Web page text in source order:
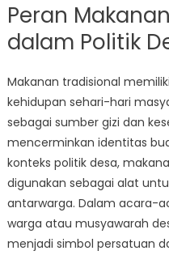
Peran
dalam Politik
Makanan tradisional
kehidupan sehari-hari
sebagai sumber gizi dan
mencerminkan identitas
konteks politik desa,
digunakan sebagai alat
antarwarga. Dalam acara-
warga atau musyawarah
menjadi simbol persatuan